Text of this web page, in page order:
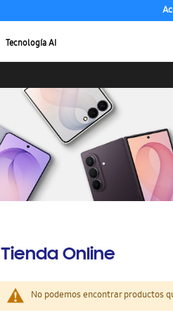
Tecnología AI
Tienda Online
No podemos encontrar productos